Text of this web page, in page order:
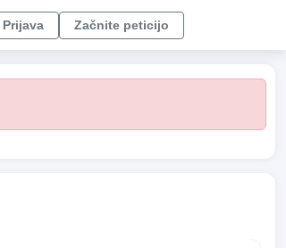
Prijava Začnite peticijo